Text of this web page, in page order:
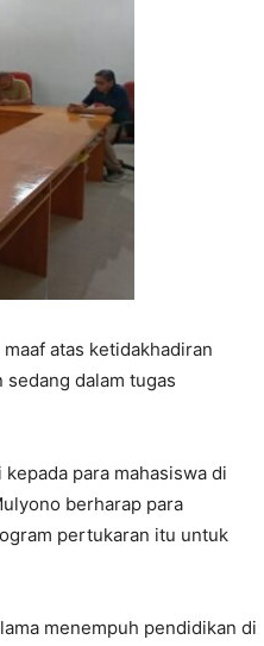
atas ketidakhadiran
sedang dalam tugas
para mahasiswa di
berharap para
pertukaran itu untuk
menempuh pendidikan di